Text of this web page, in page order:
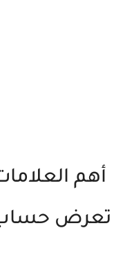
أهم
تعرض حساب